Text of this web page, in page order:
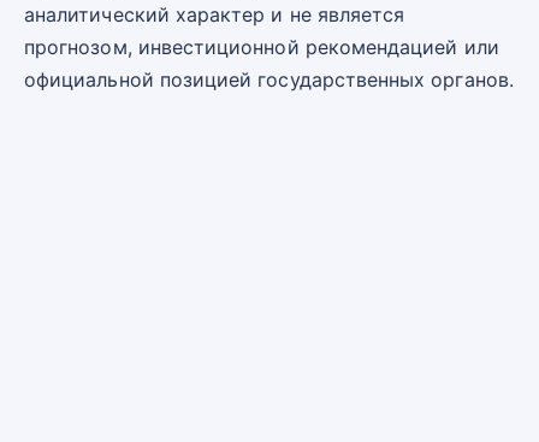
аналитический характер и не является
прогнозом, инвестиционной рекомендацией или
официальной позицией государственных органов.